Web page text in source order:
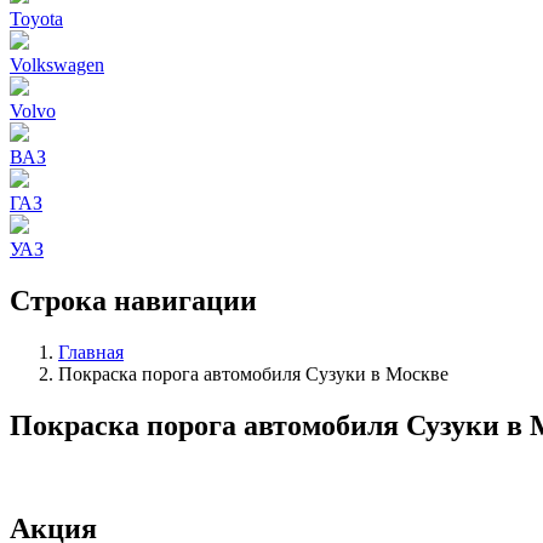
Toyota
Volkswagen
Volvo
ВАЗ
ГАЗ
УАЗ
Строка навигации
Главная
Покраска порога автомобиля Сузуки в Москве
Покраска порога автомобиля Сузуки в
Акция